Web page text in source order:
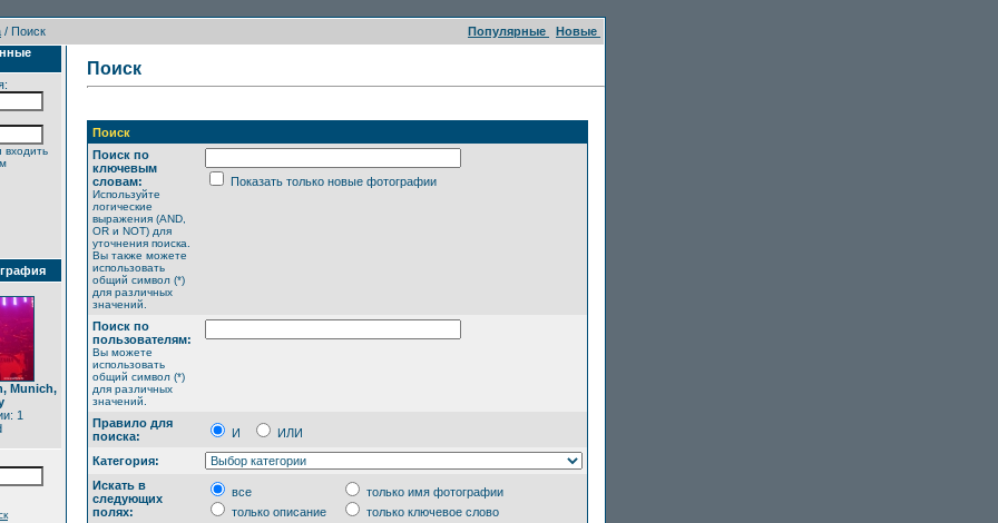
/ Поиск Популярные
Новые
входить
Munich,
1
Поиск
Поиск
Поиск по
ключевым
словам:
Используйте
логические
выражения (AND,
OR и NOT) для
уточнения поиска.
Вы также можете
использовать
общий символ (*)
для различных
значений.
Показать только новые фотографии
Поиск по
пользователям:
Вы можете
использовать
общий символ (*)
для различных
значений.
Правило для
поиска:
И ИЛИ
Категория:
Искать в
следующих
полях:
все
только имя фотографии
только описание
только ключевое слово